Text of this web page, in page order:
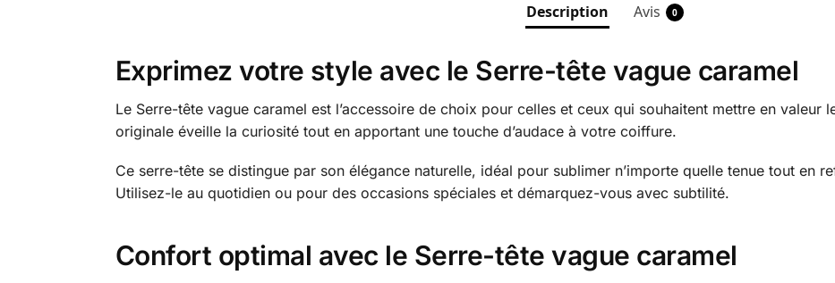
Description Avis 0
Exprimez votre style avec le Serre-tête vague caramel
Le Serre-tête vague caramel est l’accessoire de choix pour celles et ceux qui souhaitent mettre en valeur
originale éveille la curiosité tout en apportant une touche d’audace à votre coiffure.
Ce serre-tête se distingue par son élégance naturelle, idéal pour sublimer n’importe quelle tenue tout en
Utilisez-le au quotidien ou pour des occasions spéciales et démarquez-vous avec subtilité.
Confort optimal avec le Serre-tête vague caramel